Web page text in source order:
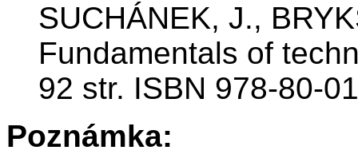
SUCHÁNEK, J.,
Fundamentals of
92 str. ISBN 978-80-
Poznámka: